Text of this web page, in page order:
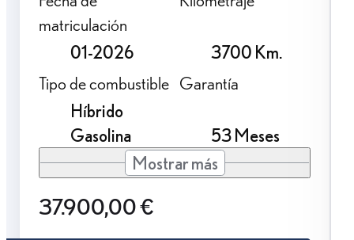
matriculación
01-2026
3700 Km.
Tipo de combustible
Híbrido
Gasolina
Garantía
53 Meses
Mostrar más
37.900,00 €